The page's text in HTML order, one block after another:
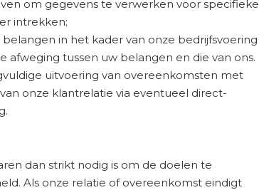
om gegevens te verwerken voor specifieke
intrekken;
in het kader van onze bedrijfsvoering
afweging tussen uw belangen en die van ons.
uitvoering van overeenkomsten met
onze klantrelatie via eventueel direct-
dan strikt nodig is om de doelen te
Als onze relatie of overeenkomst eindigt